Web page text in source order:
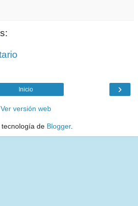
›
Inicio
Ver versión web
tecnología de Blogger.